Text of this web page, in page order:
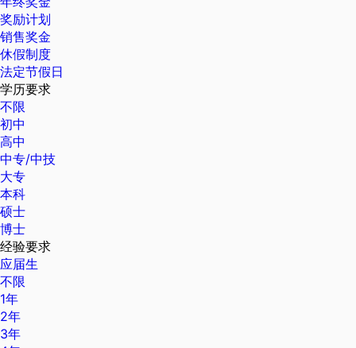
奖励计划
销售奖金
休假制度
法定节假日
学历要求
不限
初中
高中
中专/中技
大专
本科
硕士
博士
经验要求
应届生
不限
1年
2年
3年